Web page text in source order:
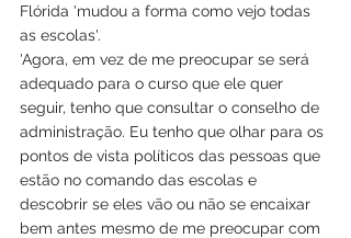
Flórida 'mudou a forma como vejo todas
as escolas'.
'Agora, em vez de me preocupar se será
adequado para o curso que ele quer
seguir, tenho que consultar o conselho de
administração. Eu tenho que olhar para os
pontos de vista políticos das pessoas que
estão no comando das escolas e
descobrir se eles vão ou não se encaixar
bem antes mesmo de me preocupar com